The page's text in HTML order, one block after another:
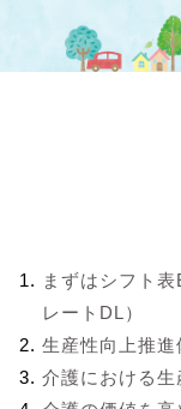
まずはシフト
レートDL）
生産性向上推進
介護における生